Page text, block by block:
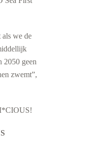
als we de
2050 geen
zwemt”,